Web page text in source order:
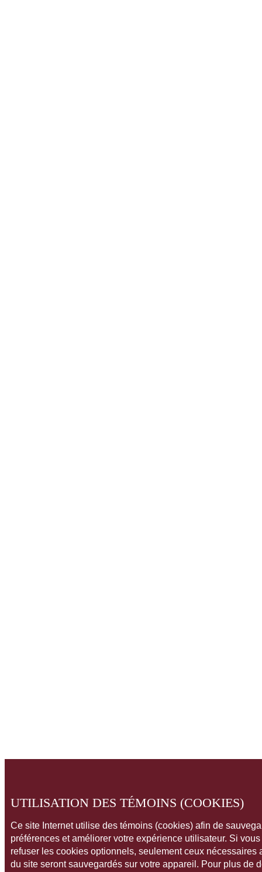
UTILISATION DES TÉMOINS (COOKIES)
Ce site Internet utilise des témoins (cookies) afin de
préférences et améliorer votre expérience utilisateur. Si
refuser les cookies optionnels, seulement ceux nécessaires
du site seront sauvegardés sur votre appareil. Pour plus de